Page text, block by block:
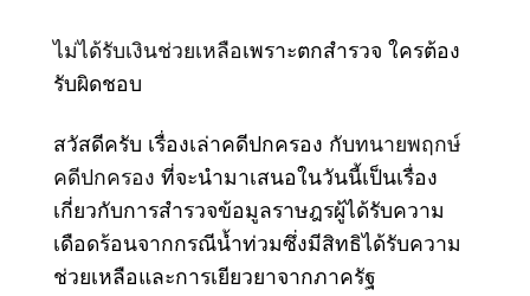
ไม่ได้รับเงินช่วยเหลือเพราะตกสำรวจ ใครต้อง
รับผิดชอบ
สวัสดีครับ เรื่องเล่าคดีปกครอง กับทนายพฤกษ์
คดีปกครอง ที่จะนำมาเสนอในวันนี้เป็นเรื่อง
เกี่ยวกับการสำรวจข้อมูลราษฎรผู้ได้รับความ
เดือดร้อนจากกรณีน้ำท่วมซึ่งมีสิทธิได้รับความ
ช่วยเหลือและการเยียวยาจากภาครัฐ